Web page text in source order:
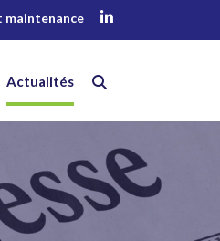
maintenance
Actualités